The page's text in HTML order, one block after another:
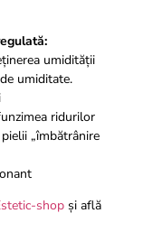
umidității
umiditate.
ridurilor
„îmbătrânire
shop și află